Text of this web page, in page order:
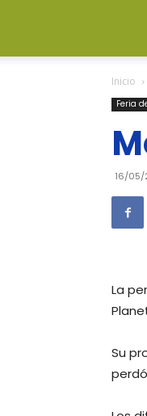
Inicio
Feria
16/05/
La
Su